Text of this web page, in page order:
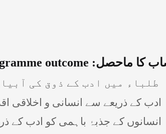
کا ماحصل: outcome